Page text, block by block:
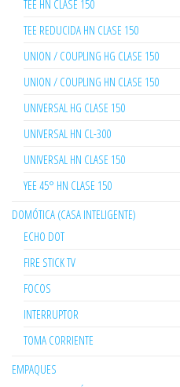
TEE HN CLASE 150
TEE REDUCIDA HN CLASE 150
UNION / COUPLING HG CLASE 150
UNION / COUPLING HN CLASE 150
UNIVERSAL HG CLASE 150
UNIVERSAL HN CL-300
UNIVERSAL HN CLASE 150
YEE 45° HN CLASE 150
DOMÓTICA (CASA INTELIGENTE)
ECHO DOT
FIRE STICK TV
FOCOS
INTERRUPTOR
TOMA CORRIENTE
EMPAQUES